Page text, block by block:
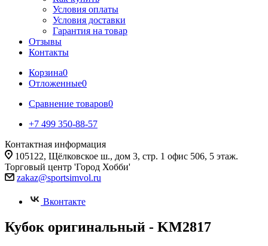
Условия оплаты
Условия доставки
Гарантия на товар
Отзывы
Контакты
Корзина0
Отложенные0
Сравнение товаров0
+7 499 350-88-57
Контактная информация
105122, Щёлковское ш., дом 3, стр. 1 офис 506, 5 этаж.
Торговый центр 'Город Хобби'
zakaz@sportsimvol.ru
Вконтакте
Кубок оригинальный - KM2817